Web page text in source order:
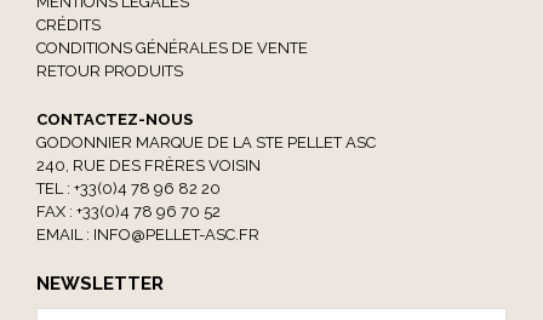
CRÉDITS
CONDITIONS GÉNÉRALES DE VENTE
RETOUR PRODUITS
CONTACTEZ-NOUS
GODONNIER MARQUE DE LA STE PELLET ASC
240, RUE DES FRÈRES VOISIN
TEL : +33(0)4 78 96 82 20
FAX : +33(0)4 78 96 70 52
EMAIL : INFO@PELLET-ASC.FR
NEWSLETTER